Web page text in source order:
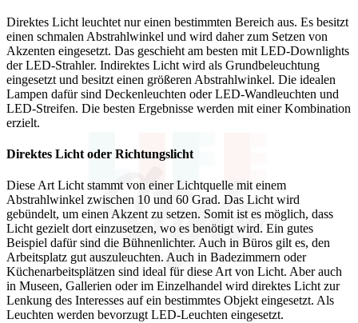
Direktes Licht leuchtet nur einen bestimmten Bereich aus. Es besitzt
einen schmalen Abstrahlwinkel und wird daher zum Setzen von
Akzenten eingesetzt. Das geschieht am besten mit LED-Downlights
der LED-Strahler. Indirektes Licht wird als Grundbeleuchtung
eingesetzt und besitzt einen größeren Abstrahlwinkel. Die idealen
Lampen dafür sind Deckenleuchten oder LED-Wandleuchten und
LED-Streifen. Die besten Ergebnisse werden mit einer Kombination
erzielt.
Direktes Licht oder Richtungslicht
Diese Art Licht stammt von einer Lichtquelle mit einem
Abstrahlwinkel zwischen 10 und 60 Grad. Das Licht wird
gebündelt, um einen Akzent zu setzen. Somit ist es möglich, dass
Licht gezielt dort einzusetzen, wo es benötigt wird. Ein gutes
Beispiel dafür sind die Bühnenlichter. Auch in Büros gilt es, den
Arbeitsplatz gut auszuleuchten. Auch in Badezimmern oder
Küchenarbeitsplätzen sind ideal für diese Art von Licht. Aber auch
in Museen, Gallerien oder im Einzelhandel wird direktes Licht zur
Lenkung des Interesses auf ein bestimmtes Objekt eingesetzt. Als
Leuchten werden bevorzugt LED-Leuchten eingesetzt.